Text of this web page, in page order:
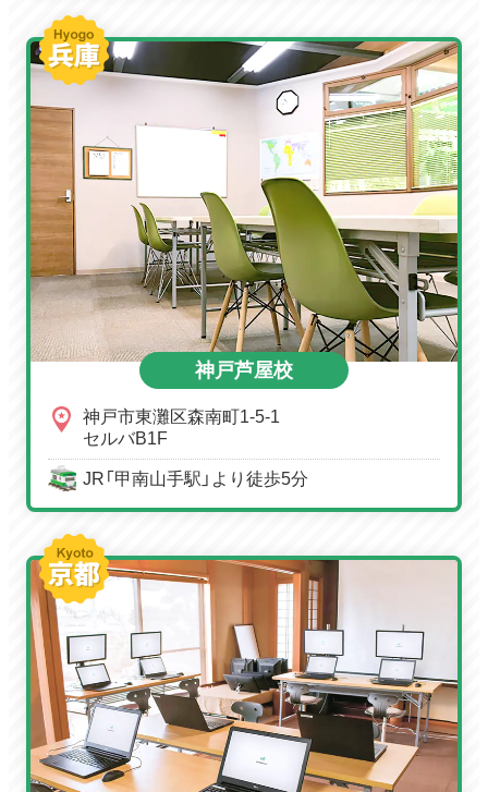
神戸芦屋校
神戸市東灘区森南町1-5-1
セルバB1F
JR「甲南山手駅」より徒歩5分